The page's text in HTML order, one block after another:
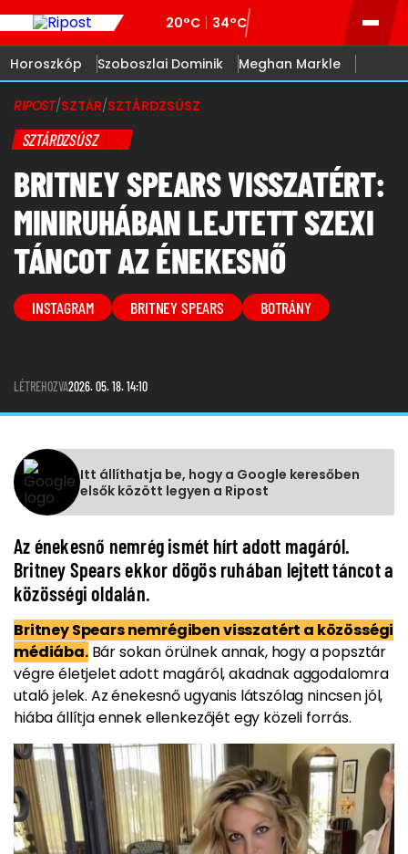
20°C 34°C
Horoszkóp Szoboszlai Dominik Meghan Markle
RIPOST/SZTÁR/SZTÁRDZSÚSZ
SZTÁRDZSÚSZ
BRITNEY SPEARS VISSZATÉRT:
MINIRUHÁBAN LEJTETT SZEXI
TÁNCOT AZ ÉNEKESNŐ
INSTAGRAM BRITNEY SPEARS BOTRÁNY
LÉTREHOZVA2026. 05. 18. 14:10
Itt állíthatja be, hogy a Google keresőben
elsők között legyen a Ripost
Az énekesnő nemrég ismét hírt adott magáról.
Britney Spears ekkor dögös ruhában lejtett táncot a
közösségi oldalán.
Britney Spears nemrégiben visszatért a közösségi
médiába.Bár sokan örülnek annak, hogy a popsztár
végre életjelet adott magáról, akadnak aggodalomra
utaló jelek. Az énekesnő ugyanis látszólag nincsen jól,
hiába állítja ennek ellenkezőjét egy közeli forrás.